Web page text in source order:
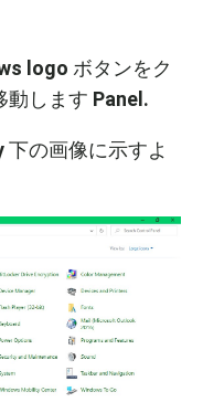
logo ボタンをク
動します Panel.
下の画像に示すよ